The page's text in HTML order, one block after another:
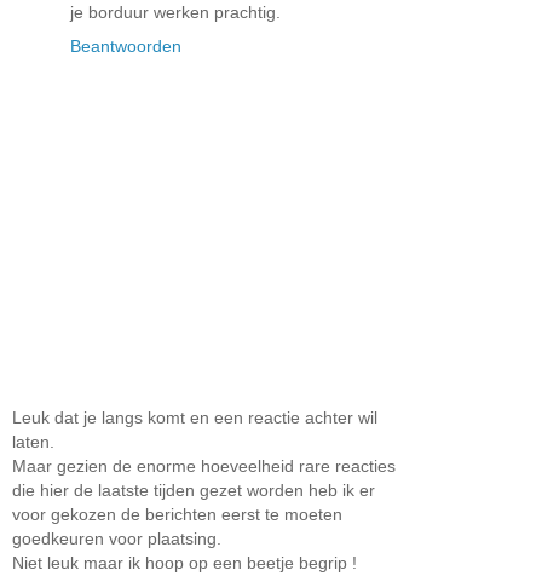
je borduur werken prachtig.
Beantwoorden
Leuk dat je langs komt en een reactie achter wil
laten.
Maar gezien de enorme hoeveelheid rare reacties
die hier de laatste tijden gezet worden heb ik er
voor gekozen de berichten eerst te moeten
goedkeuren voor plaatsing.
Niet leuk maar ik hoop op een beetje begrip !